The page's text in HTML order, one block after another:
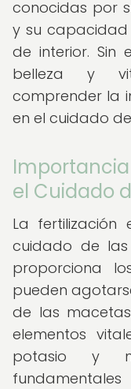
conocidas por
y su
de interior. Sin
belleza y
comprender la
en el cuidado
Importancia
el Cuidado
La
cuidado de
proporciona
pueden
de las
elementos
potasio y